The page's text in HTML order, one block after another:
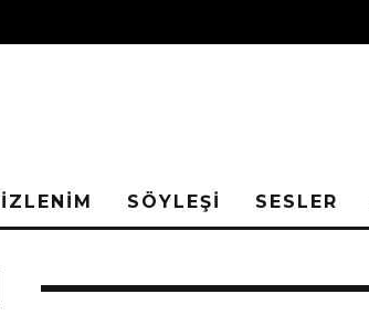
İZLENİM SÖYLEŞİ SESLER